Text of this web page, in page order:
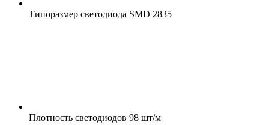
Типоразмер светодиода SMD 2835
Плотность светодиодов 98 шт/м